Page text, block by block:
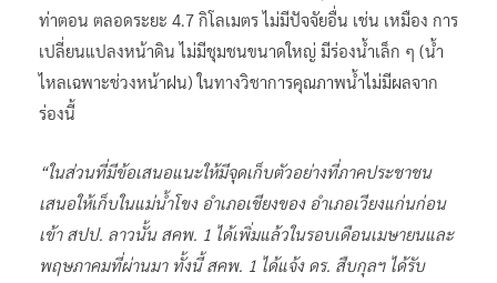
ท่าตอน ตลอดระยะ 4.7 กิโลเมตร ไม่มีปัจจัยอื่น เช่น เหมือง การ
เปลี่ยนแปลงหน้าดิน ไม่มีชุมชนขนาดใหญ่ มีร่องน้ำเล็ก ๆ (น้ำ
ไหลเฉพาะช่วงหน้าฝน) ในทางวิชาการคุณภาพน้ำไม่มีผลจาก
ร่องนี้
“ในส่วนที่มีข้อเสนอแนะให้มีจุดเก็บตัวอย่างที่ภาคประชาชน
เสนอให้เก็บในแม่น้ำโขง อำเภอเชียงของ อำเภอเวียงแก่นก่อน
เข้า สปป. ลาวนั้น สคพ. 1 ได้เพิ่มแล้วในรอบเดือนเมษายนและ
พฤษภาคมที่ผ่านมา ทั้งนี้ สคพ. 1 ได้แจ้ง ดร. สืบกุลฯ ได้รับ